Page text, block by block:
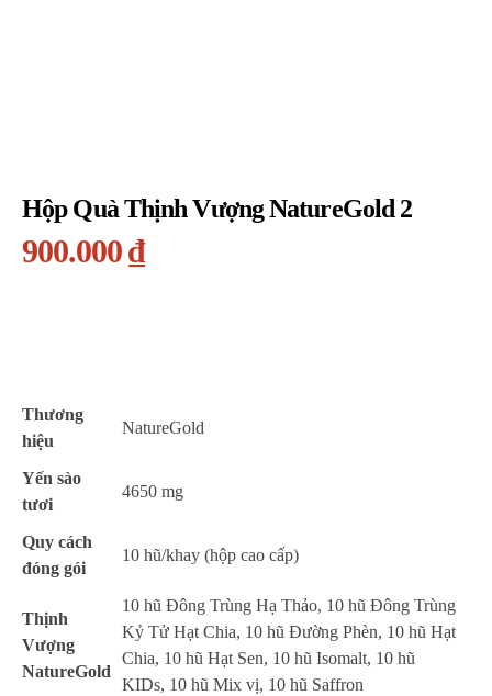
Hộp Quà Thịnh Vượng NatureGold 2
900.000₫
Thương
hiệu
NatureGold
Yến sào
tươi
4650 mg
Quy cách
đóng gói
10 hũ/khay (hộp cao cấp)
Thịnh
Vượng
NatureGold
10 hũ Đông Trùng Hạ Thảo, 10 hũ Đông Trùng
Kỷ Tử Hạt Chia, 10 hũ Đường Phèn, 10 hũ Hạt
Chia, 10 hũ Hạt Sen, 10 hũ Isomalt, 10 hũ
KIDs, 10 hũ Mix vị, 10 hũ Saffron